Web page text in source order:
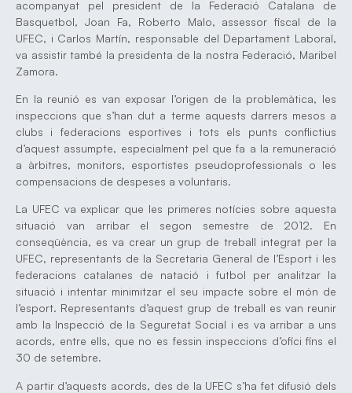
acompanyat pel president de la Federació Catalana de
Basquetbol, Joan Fa, Roberto Malo, assessor fiscal de la
UFEC, i Carlos Martín, responsable del Departament Laboral,
va assistir també la presidenta de la nostra Federació, Maribel
Zamora.
En la reunió es van exposar l’origen de la problemàtica, les
inspeccions que s’han dut a terme aquests darrers mesos a
clubs i federacions esportives i tots els punts conflictius
d’aquest assumpte, especialment pel que fa a la remuneració
a àrbitres, monitors, esportistes pseudoprofessionals o les
compensacions de despeses a voluntaris.
La UFEC va explicar que les primeres notícies sobre aquesta
situació van arribar el segon semestre de 2012. En
conseqüència, es va crear un grup de treball integrat per la
UFEC, representants de la Secretaria General de l’Esport i les
federacions catalanes de natació i futbol per analitzar la
situació i intentar minimitzar el seu impacte sobre el món de
l’esport. Representants d’aquest grup de treball es van reunir
amb la Inspecció de la Seguretat Social i es va arribar a uns
acords, entre ells, que no es fessin inspeccions d’ofici fins el
30 de setembre.
A partir d’aquests acords, des de la UFEC s’ha fet difusió dels